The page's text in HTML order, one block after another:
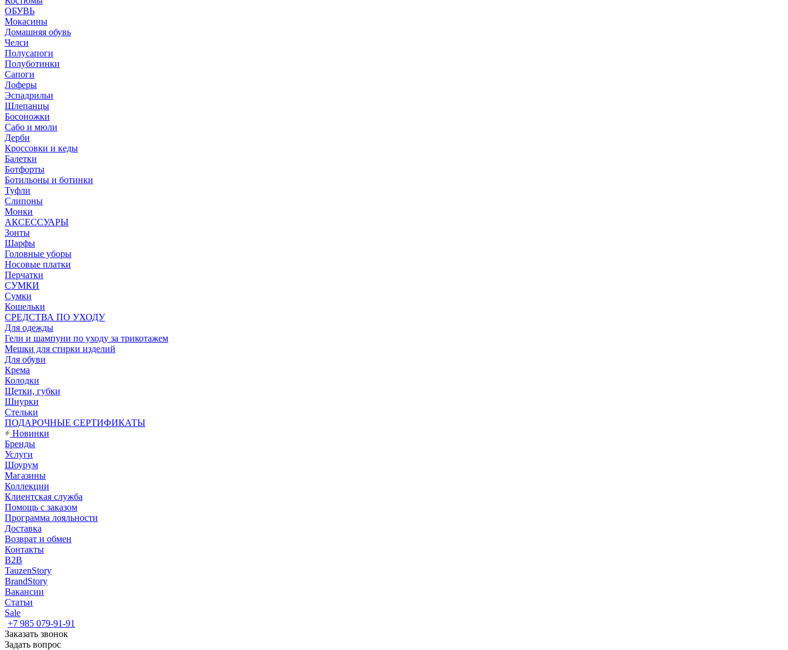
ОБУВЬ
Мокасины
Домашняя обувь
Челси
Полусапоги
Полуботинки
Сапоги
Лоферы
Эспадрильи
Шлепанцы
Босоножки
Сабо и мюли
Дерби
Кроссовки и кеды
Балетки
Ботфорты
Ботильоны и ботинки
Туфли
Слипоны
Монки
АКСЕССУАРЫ
Зонты
Шарфы
Головные уборы
Носовые платки
Перчатки
СУМКИ
Сумки
Кошельки
CРЕДСТВА ПО УХОДУ
Для одежды
Гели и шампуни по уходу за трикотажем
Мешки для стирки изделий
Для обуви
Крема
Колодки
Щетки, губки
Шнурки
Стельки
ПОДАРОЧНЫЕ СЕРТИФИКАТЫ
Новинки
Бренды
Услуги
Шоурум
Магазины
Коллекции
Клиентская служба
Помощь с заказом
Программа лояльности
Доставка
Возврат и обмен
Контакты
B2B
TauzenStory
BrandStory
Вакансии
Статьи
Sale
+7 985 079-91-91
Заказать звонок
Задать вопрос